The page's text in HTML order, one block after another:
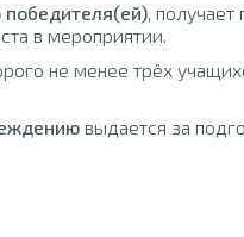
победителя(ей), получает
в мероприятии.
не менее трёх
выдается за